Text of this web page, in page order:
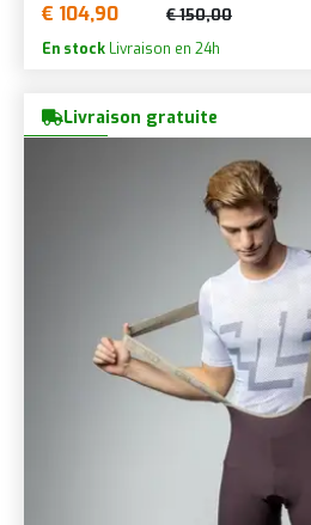
€ 104,90 € 150,00
En stock Livraison en 24h
Livraison gratuite